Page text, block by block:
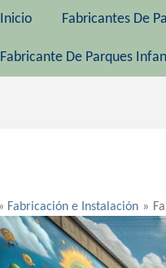
Inicio Fabricantes De
Fabricante De Parques
Fabricación e Instalación